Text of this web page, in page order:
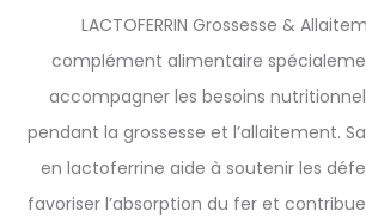
LACTOFERRIN Grossesse &
complément alimentaire
accompagner les besoins
pendant la grossesse et l’allaitement.
en lactoferrine aide à soutenir les
favoriser l’absorption du fer et